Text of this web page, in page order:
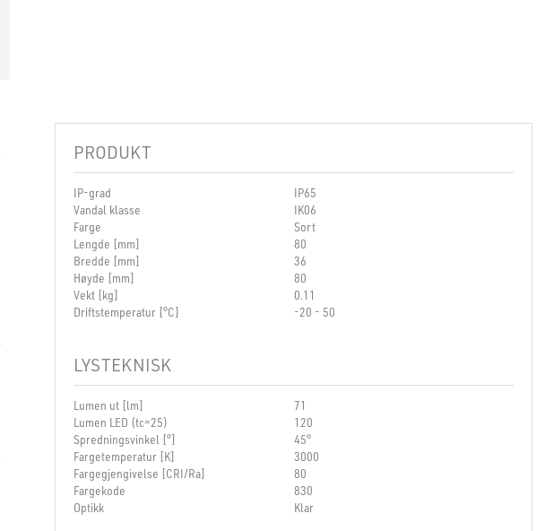
PRODUKT
IP-grad
IP65
Vandal klasse
IK06
Farge
Sort
Lengde [mm]
80
Bredde [mm]
36
Høyde [mm]
80
Vekt [kg]
0.11
Driftstemperatur [°C]
-20 - 50
LYSTEKNISK
Lumen ut [lm]
71
Lumen LED (tc=25)
120
Spredningsvinkel [°]
45°
Fargetemperatur [K]
3000
Fargegjengivelse [CRI/Ra]
80
Fargekode
830
Optikk
Klar